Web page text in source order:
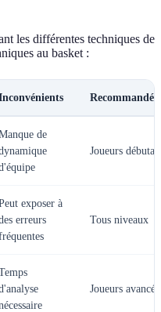
les différentes techniques de
au basket :
de
Joueurs
exposer à
erreurs
Tous niveaux
Joueurs avancés